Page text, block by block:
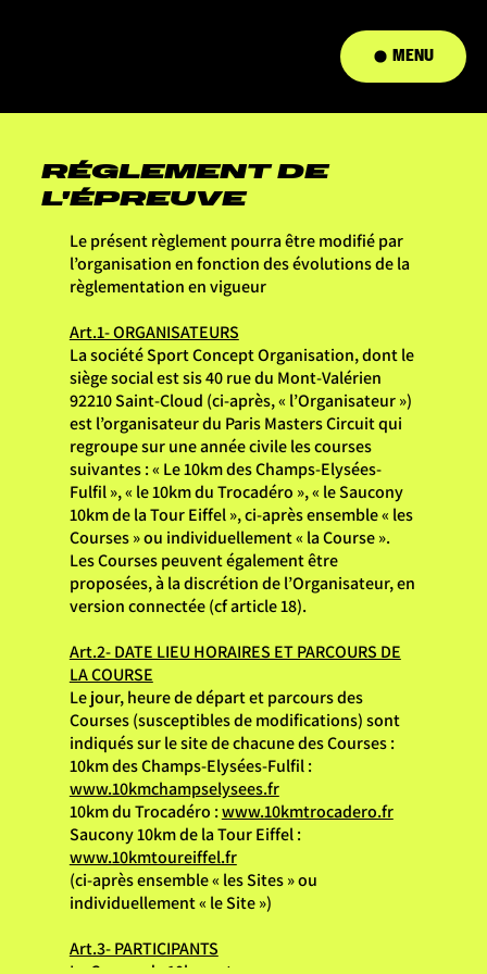
MENU
RÉGLEMENT DE
L'ÉPREUVE
Le présent règlement pourra être modifié par
l’organisation en fonction des évolutions de la
règlementation en vigueur
Art.1- ORGANISATEURS
La société Sport Concept Organisation, dont le
siège social est sis 40 rue du Mont-Valérien
92210 Saint-Cloud (ci-après, « l’Organisateur »)
est l’organisateur du Paris Masters Circuit qui
regroupe sur une année civile les courses
suivantes : « Le 10km des Champs-Elysées-
Fulfil », « le 10km du Trocadéro », « le Saucony
10km de la Tour Eiffel », ci-après ensemble « les
Courses » ou individuellement « la Course ».
Les Courses peuvent également être
proposées, à la discrétion de l’Organisateur, en
version connectée (cf article 18).
Art.2- DATE LIEU HORAIRES ET PARCOURS DE
LA COURSE
Le jour, heure de départ et parcours des
Courses (susceptibles de modifications) sont
indiqués sur le site de chacune des Courses :
10km des Champs-Elysées-Fulfil :
www.10kmchampselysees.fr
10km du Trocadéro :www.10kmtrocadero.fr
Saucony 10km de la Tour Eiffel :
www.10kmtoureiffel.fr
(ci-après ensemble « les Sites » ou
individuellement « le Site »)
Art.3- PARTICIPANTS